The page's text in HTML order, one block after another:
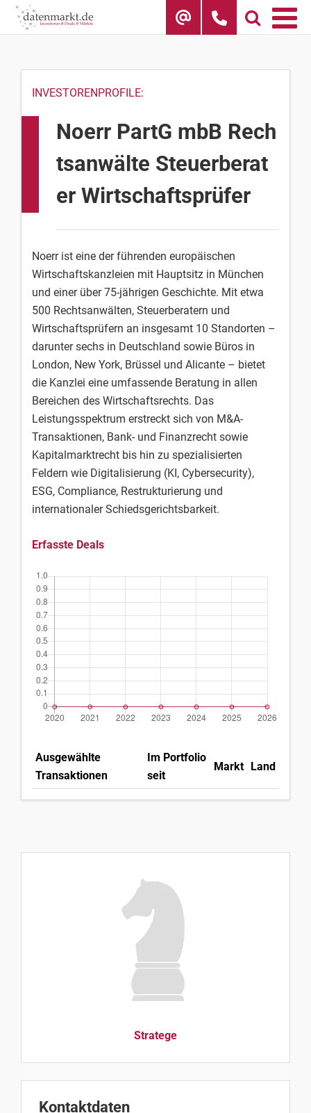
Skip
INVESTORENPROFILE:
Noerr PartG mbB Rech
tsanwälte Steuerberat
er Wirtschaftsprüfer
Noerr ist eine der führenden europäischen
Wirtschaftskanzleien mit Hauptsitz in München
und einer über 75-jährigen Geschichte. Mit etwa
500 Rechtsanwälten, Steuerberatern und
Wirtschaftsprüfern an insgesamt 10 Standorten –
darunter sechs in Deutschland sowie Büros in
London, New York, Brüssel und Alicante – bietet
die Kanzlei eine umfassende Beratung in allen
Bereichen des Wirtschaftsrechts. Das
Leistungsspektrum erstreckt sich von M&A-
Transaktionen, Bank- und Finanzrecht sowie
Kapitalmarktrecht bis hin zu spezialisierten
Feldern wie Digitalisierung (KI, Cybersecurity),
ESG, Compliance, Restrukturierung und
internationaler Schiedsgerichtsbarkeit.
Erfasste Deals
Ausgewählte
Transaktionen
Im Portfolio
seit
Markt Land
Stratege
Kontaktdaten